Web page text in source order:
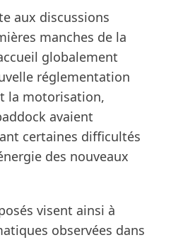
aux discussions
manches de la
globalement
réglementation
la motorisation,
avaient
certaines difficultés
des nouveaux
visent ainsi à
observées dans